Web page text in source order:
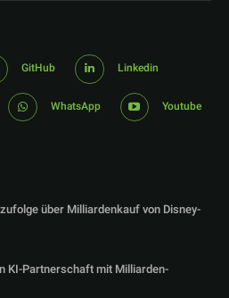
GitHub Linkedin
WhatsApp Youtube
über Milliardenkauf von Disney-
KI-Partnerschaft mit Milliarden-